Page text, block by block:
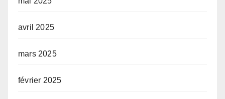
avril 2025
mars 2025
février 2025